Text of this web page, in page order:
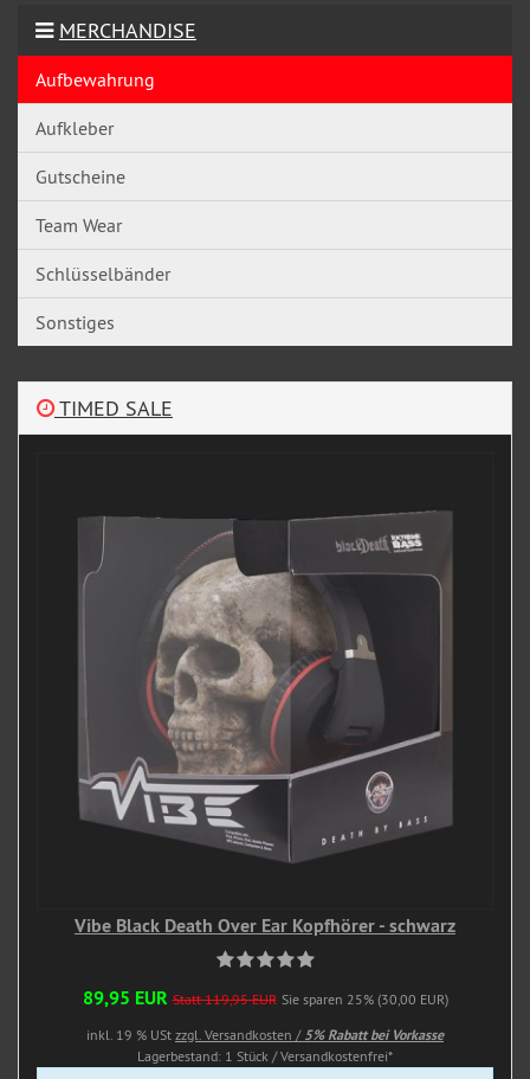
MERCHANDISE
Aufbewahrung
Aufkleber
Gutscheine
Team Wear
Schlüsselbänder
Sonstiges
TIMED SALE
Vibe Black Death Over Ear Kopfhörer - schwarz
89,95 EUR Statt 119,95 EUR Sie sparen 25% (30,00 EUR)
inkl. 19 % USt zzgl. Versandkosten / 5% Rabatt bei Vorkasse
Lagerbestand: 1 Stück / Versandkostenfrei*